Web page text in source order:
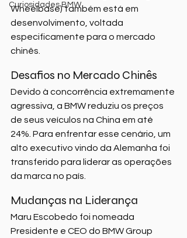
Curiosidades BMW
Wheelbase) também está em
desenvolvimento, voltada
especificamente para o mercado
chinês.
Desafios no Mercado Chinês
Devido à concorrência extremamente
agressiva, a BMW reduziu os preços
de seus veículos na China em até
24%. Para enfrentar esse cenário, um
alto executivo vindo da Alemanha foi
transferido para liderar as operações
da marca no país.
Mudanças na Liderança
Maru Escobedo foi nomeada
Presidente e CEO do BMW Group